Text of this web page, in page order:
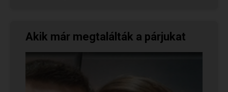
Akik már megtalálták a párjukat